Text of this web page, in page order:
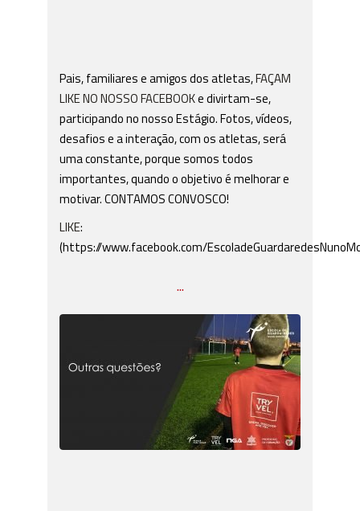
Pais, familiares e amigos dos atletas,FAÇAM
LIKE NO NOSSO FACEBOOKe divirtam-se,
participando no nosso Estágio. Fotos, vídeos,
desafios e a interação, com os atletas, será
uma constante, porque somos todos
importantes, quando o objetivo é melhorar e
motivar. CONTAMOS CONVOSCO!
LIKE:
(https://www.facebook.com/
...